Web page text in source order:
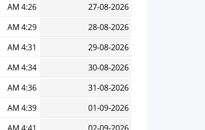
27-08-2026
4:26 AM
28-08-2026
4:29 AM
29-08-2026
4:31 AM
30-08-2026
4:34 AM
31-08-2026
4:36 AM
01-09-2026
4:39 AM